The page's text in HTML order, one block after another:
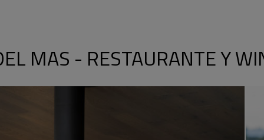
MAS - RESTAURANTE Y